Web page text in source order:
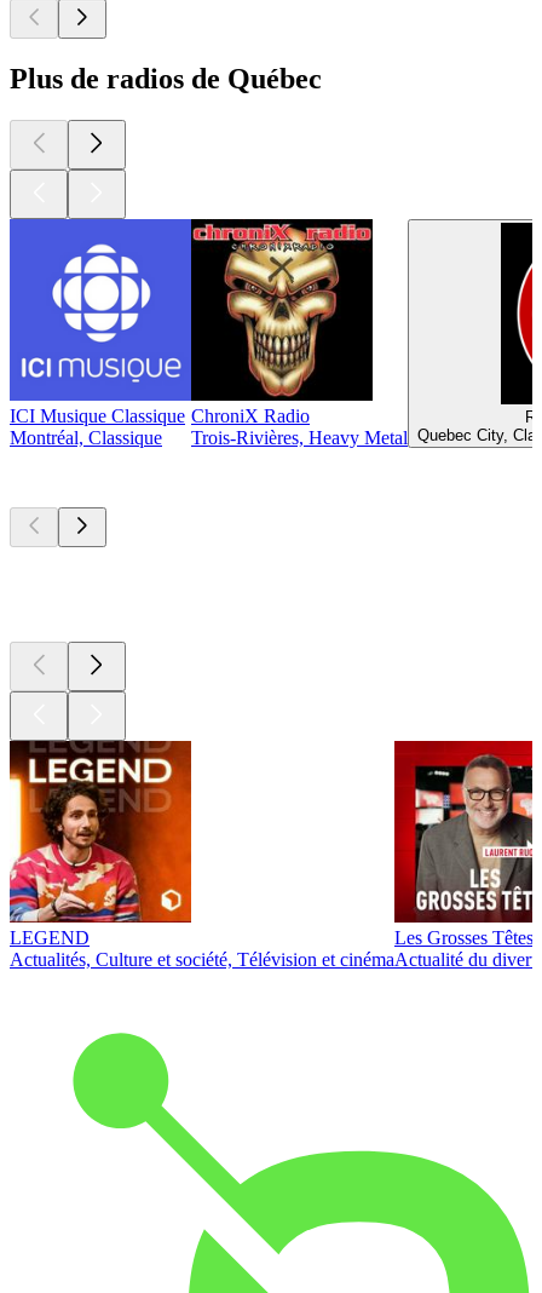
Plus de radios de Québec
ICI Musique Classique
Montréal, Classique
ChroniX Radio
Trois-Rivières, Heavy Metal Quebec City,
LEGEND
Actualités, Culture et société, Télévision et cinéma
Les Grosses Têtes
Actualité du